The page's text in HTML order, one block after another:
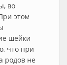
во
этом
шейки
что при
родов не